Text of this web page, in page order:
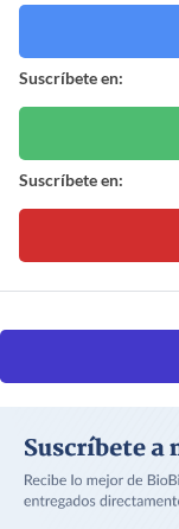
Suscríbete en:
Suscríbete en: